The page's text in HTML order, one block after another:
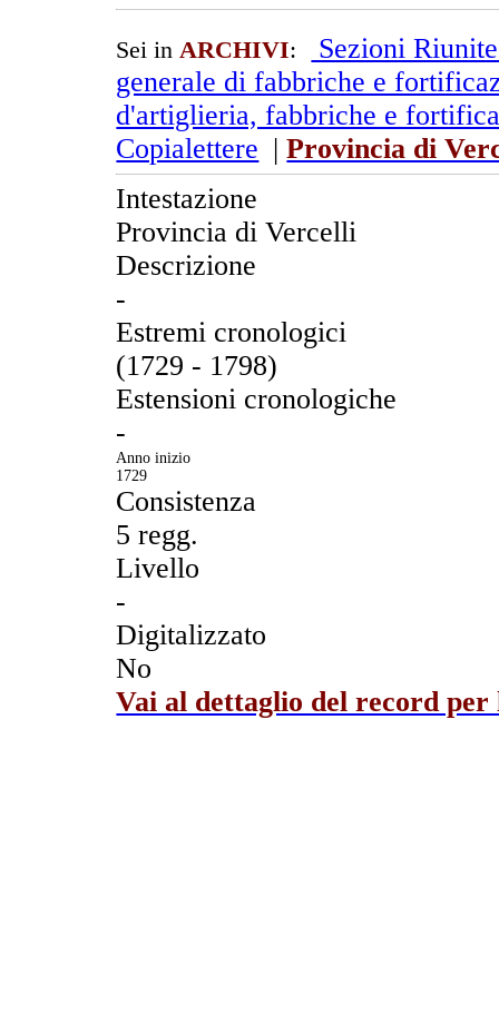
Sei inARCHIVI:
Sezioni
generale di fabbriche e
d'artiglieria, fabbriche e
Copialettere |Provincia di
Intestazione
Provincia di Vercelli
Descrizione
-
Estremi cronologici
(1729 - 1798)
Estensioni cronologiche
-
Anno inizio
1729
Consistenza
5 regg.
Livello
-
Digitalizzato
No
Vai al dettaglio del record per